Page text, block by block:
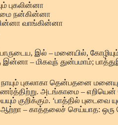
புகலின்னா
நன்கின்னா
வாங்கின்னா
இல் – மனையில்,
– மிகவுந் துன்பமாம்;
நாயும் புகலாகா தென்பதனை
அடங்காமை – எறியென்
குறிக்கும். ‘பாத்தில்
ஆற்றா – காத்தலைச் செய்யாத: